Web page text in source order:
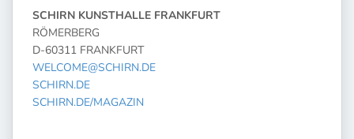
SCHIRN KUNSTHALLE FRANKFURT
RÖMERBERG
D-60311 FRANKFURT
WELCOME@SCHIRN.DE
SCHIRN.DE
SCHIRN.DE/MAGAZIN